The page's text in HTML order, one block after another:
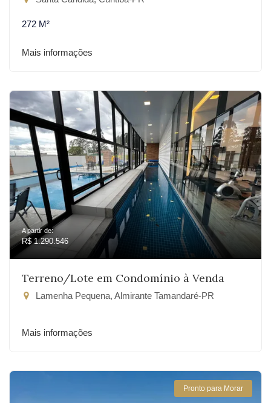
272 M²
Mais informações
A partir de:
R$ 1.290.546
Terreno/Lote em Condomínio à Venda
Lamenha Pequena, Almirante Tamandaré-PR
Mais informações
Pronto para Morar